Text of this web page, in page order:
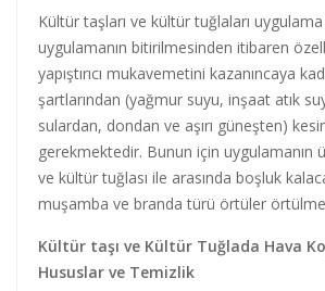
Kültür taşları ve kültür tuğlaları uygulama
uygulamanın bitirilmesinden itibaren
yapıştırıcı mukavemetini kazanıncaya
şartlarından (yağmur suyu, inşaat atık
sulardan, dondan ve aşırı güneşten)
gerekmektedir. Bunun için uygulamanın
ve kültür tuğlası ile arasında boşluk
muşamba ve branda türü örtüler
Kültür taşı ve Kültür Tuğlada Hava
Hususlar ve Temizlik